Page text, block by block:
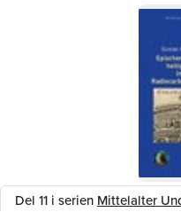
Del 11 i serien Mittelalter